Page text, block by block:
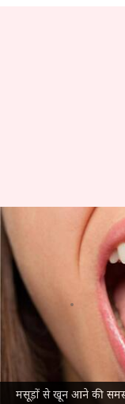
मसूड़ों से खून आने की
मसूड़ों से
राहत पाने
नुस्खे
लेखन गौसिया May 24,
क्या है खबर?
बहुत से लोगों को